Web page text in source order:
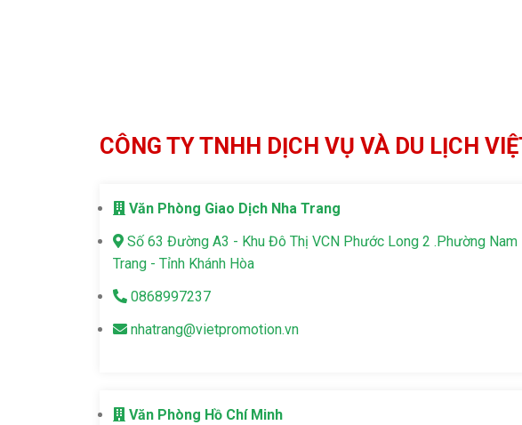
CÔNG TY TNHH DỊCH VỤ VÀ DU LỊCH
Văn Phòng Giao Dịch Nha Trang
Số 63 Đường A3 - Khu Đô Thị VCN Phước Long 2 .Phường Nam
Trang - Tỉnh Khánh Hòa
0868997237
nhatrang@vietpromotion.vn
Văn Phòng Hồ Chí Minh